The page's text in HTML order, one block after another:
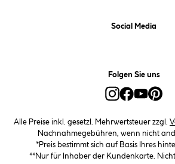
Social Media
Folgen Sie uns
Alle Preise inkl. gesetzl. Mehrwertsteuer zzgl.
Nachnahmegebühren, wenn nicht
*Preis bestimmt sich auf Basis Ihres
**Nur für Inhaber der Kundenkarte.